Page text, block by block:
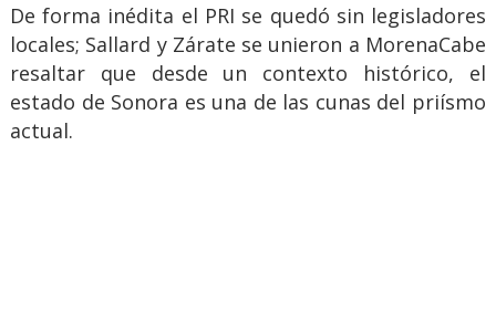
De forma inédita el PRI se quedó sin legisladores
locales; Sallard y Zárate se unieron a MorenaCabe
resaltar que desde un contexto histórico, el
estado de Sonora es una de las cunas del priísmo
actual.